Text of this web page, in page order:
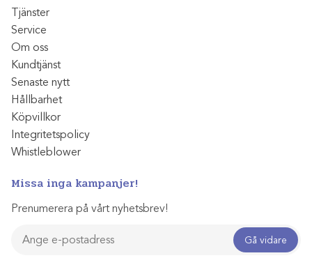
Tjänster
Service
Om oss
Kundtjänst
Senaste nytt
Hållbarhet
Köpvillkor
Integritetspolicy
Whistleblower
Missa inga kampanjer!
Prenumerera på vårt nyhetsbrev!
Gå vidare